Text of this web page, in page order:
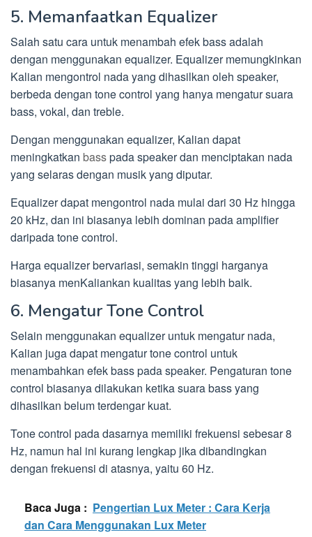
5. Memanfaatkan Equalizer
Salah satu cara untuk menambah efek bass adalah
dengan menggunakan equalizer. Equalizer memungkinkan
Kalian mengontrol nada yang dihasilkan oleh speaker,
berbeda dengan tone control yang hanya mengatur suara
bass, vokal, dan treble.
Dengan menggunakan equalizer, Kalian dapat
meningkatkan basspada speaker dan menciptakan nada
yang selaras dengan musik yang diputar.
Equalizer dapat mengontrol nada mulai dari 30 Hz hingga
20 kHz, dan ini biasanya lebih dominan pada amplifier
daripada tone control.
Harga equalizer bervariasi, semakin tinggi harganya
biasanya menKaliankan kualitas yang lebih baik.
6. Mengatur Tone Control
Selain menggunakan equalizer untuk mengatur nada,
Kalian juga dapat mengatur tone control untuk
menambahkan efek bass pada speaker. Pengaturan tone
control biasanya dilakukan ketika suara bass yang
dihasilkan belum terdengar kuat.
Tone control pada dasarnya memiliki frekuensi sebesar 8
Hz, namun hal ini kurang lengkap jika dibandingkan
dengan frekuensi di atasnya, yaitu 60 Hz.
Baca Juga : Pengertian Lux Meter : Cara Kerja
dan Cara Menggunakan Lux Meter